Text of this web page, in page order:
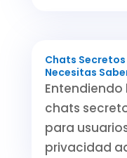
Chats Secretos
Necesitas
Entendiendo
chats
para
privacidad